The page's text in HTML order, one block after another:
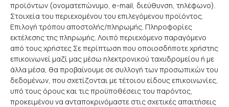
προϊόντων (ονοματεπώνυμο, e-mail, διεύθυνση, τηλέφωνο).
Στοιχεία του περιεχομένου του επιλεγόμενου προϊόντος.
Επιλογή τρόπου αποστολής/πληρωμής. Πληροφορίες
εκτέλεσης της πληρωμής. Λοιπό περιεχόμενο παραγόμενο
από τους χρήστες Σε περίπτωση που οποιοσδήποτε χρήστης
επικοινωνεί μαζί μας μέσω ηλεκτρονικού ταχυδρομείου ή με
άλλα μέσα, θα προβαίνουμε σε συλλογή των προσωπικών του
δεδομένων, που σχετίζονται με τέτοιου είδους επικοινωνίες,
υπό τους όρους και τις προϋποθέσεις του παρόντος,
προκειμένου να ανταποκρινόμαστε στις σχετικές απαιτήσεις